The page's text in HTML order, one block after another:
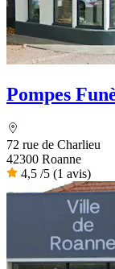
Pompes
72 rue de Charlieu
42300 Roanne
4,5 /5 (1 avis)